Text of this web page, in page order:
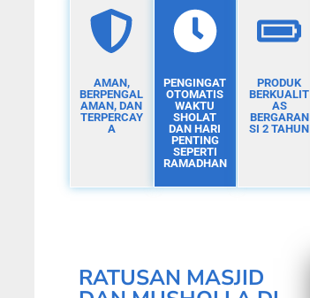
AMAN,
BERPENGAL
AMAN, DAN
TERPERCAY
A
PENGINGAT
OTOMATIS
WAKTU
SHOLAT
DAN HARI
PENTING
SEPERTI
RAMADHAN
PRODUK
BERKUALIT
AS
BERGARAN
SI 2 TAHUN
RATUSAN MASJID